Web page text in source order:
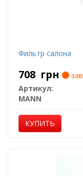
Фильтр салона
708 грн
Артикул:
MANN
КУПИТЬ